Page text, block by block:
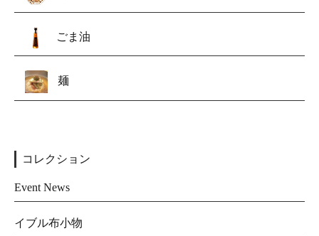
ごま油
麺
コレクション
Event News
イブル布小物